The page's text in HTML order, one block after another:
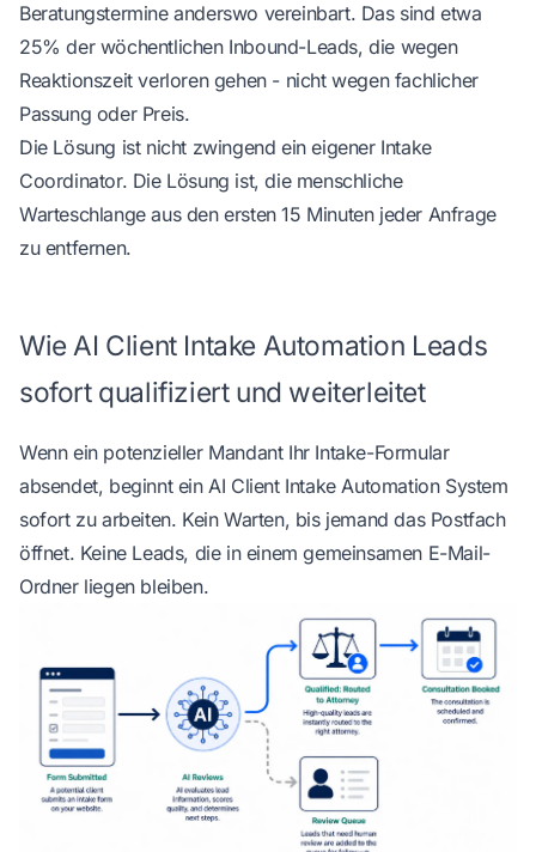
Beratungstermine anderswo vereinbart. Das sind etwa
25% der wöchentlichen Inbound-Leads, die wegen
Reaktionszeit verloren gehen - nicht wegen fachlicher
Passung oder Preis.
Die Lösung ist nicht zwingend ein eigener Intake
Coordinator. Die Lösung ist, die menschliche
Warteschlange aus den ersten 15 Minuten jeder Anfrage
zu entfernen.
Wie AI Client Intake Automation Leads
sofort qualifiziert und weiterleitet
Wenn ein potenzieller Mandant Ihr Intake-Formular
absendet, beginnt ein AI Client Intake Automation System
sofort zu arbeiten. Kein Warten, bis jemand das Postfach
öffnet. Keine Leads, die in einem gemeinsamen E-Mail-
Ordner liegen bleiben.